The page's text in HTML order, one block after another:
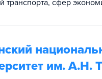
транспорта, сфер
им. А.Н.